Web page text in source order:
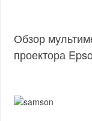
Обзор
проектора